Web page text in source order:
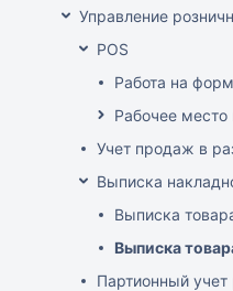
Управление
POS
Работа на
Рабочее место
Учет продаж в
Выписка
Выписка
Выписка
Партионный учет